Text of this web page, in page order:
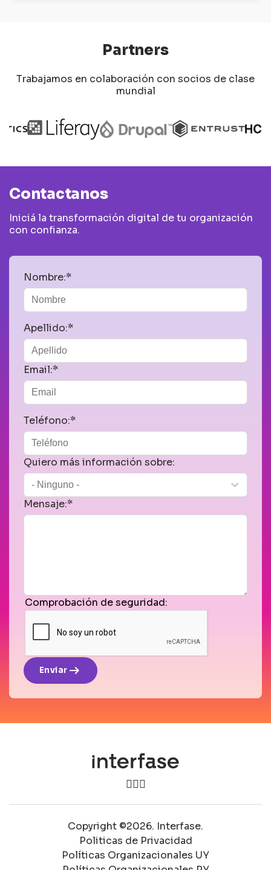
Partners
Trabajamos en colaboración con socios de clase
mundial
Contactanos
Iniciá la transformación digital de tu organización
con confianza.
Nombre:*
Apellido:*
Email:*
Teléfono:*
Quiero más información sobre:
Mensaje:*
Comprobación de seguridad:
Enviar arrow_right_alt
Copyright ©2026. Interfase.
Politicas de Privacidad
Políticas Organizacionales UY